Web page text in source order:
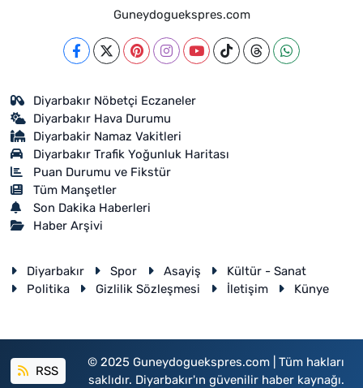
Guneydoguekspres.com
Diyarbakır Nöbetçi Eczaneler
Diyarbakır Hava Durumu
Diyarbakir Namaz Vakitleri
Diyarbakır Trafik Yoğunluk Haritası
Puan Durumu ve Fikstür
Tüm Manşetler
Son Dakika Haberleri
Haber Arşivi
Diyarbakır Spor Asayiş
Kültür - Sanat
Politika
Gizlilik Sözleşmesi İletişim Künye
RSS
© 2025 Guneydoguekspres.com | Tüm hakları
saklıdır. Diyarbakır'ın güvenilir haber kaynağı.